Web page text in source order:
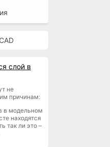
слой в
не
причинам:
в модельном
находятся
так ли это –